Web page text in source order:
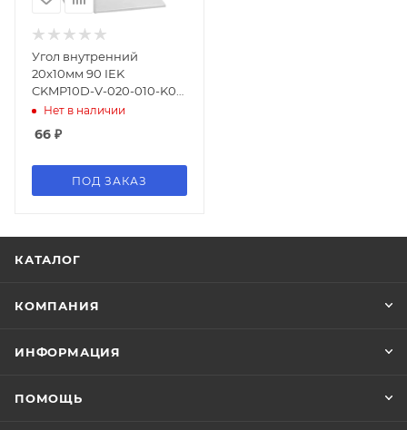
Угол внутренний
20x10мм 90 IEK
CKMP10D-V-020-010-K01
белый (упак.:4шт)
Нет в наличии
66 ₽
ПОД ЗАКАЗ
КАТАЛОГ
КОМПАНИЯ
ИНФОРМАЦИЯ
ПОМОЩЬ